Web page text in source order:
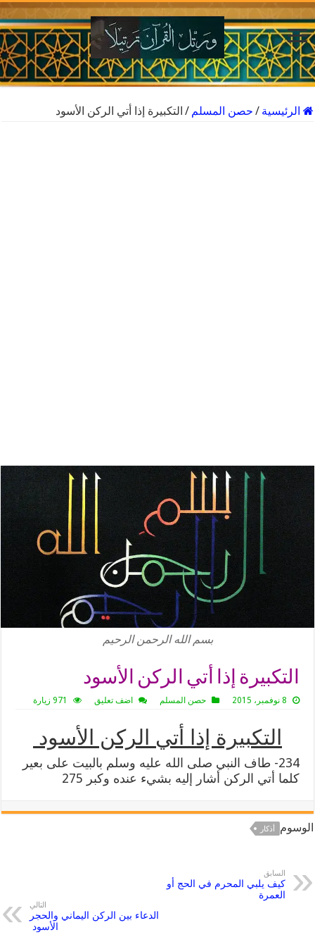
الرئيسية / حصن المسلم / التكبيرة إذا أتي الركن الأسود
بسم الله الرحمن الرحيم
التكبيرة إذا أتي الركن الأسود
8 نوفمبر، 2015 حصن المسلم اضف تعليق 971 زيارة
التكبيرة إذا أتي الركن الأسود
234- طاف النبي صلى الله عليه وسلم بالبيت على بعير
كلما أتي الركن أشار إليه بشيء عنده وكبر 275
الوسوم أذكار
السابق
كيف يلبي المحرم في الحج أو
العمرة
التالي
الدعاء بين الركن اليماني والحجر
الأسود